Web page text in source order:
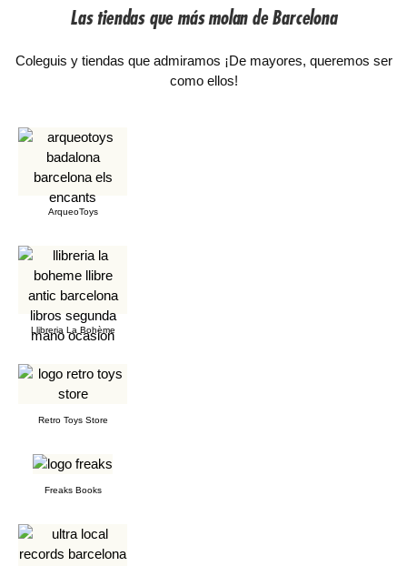
Las tiendas que más molan de Barcelona
Coleguis y tiendas que admiramos ¡De mayores, queremos ser
como ellos!
ArqueoToys
Llibreria La Bohème
Retro Toys Store
Freaks Books